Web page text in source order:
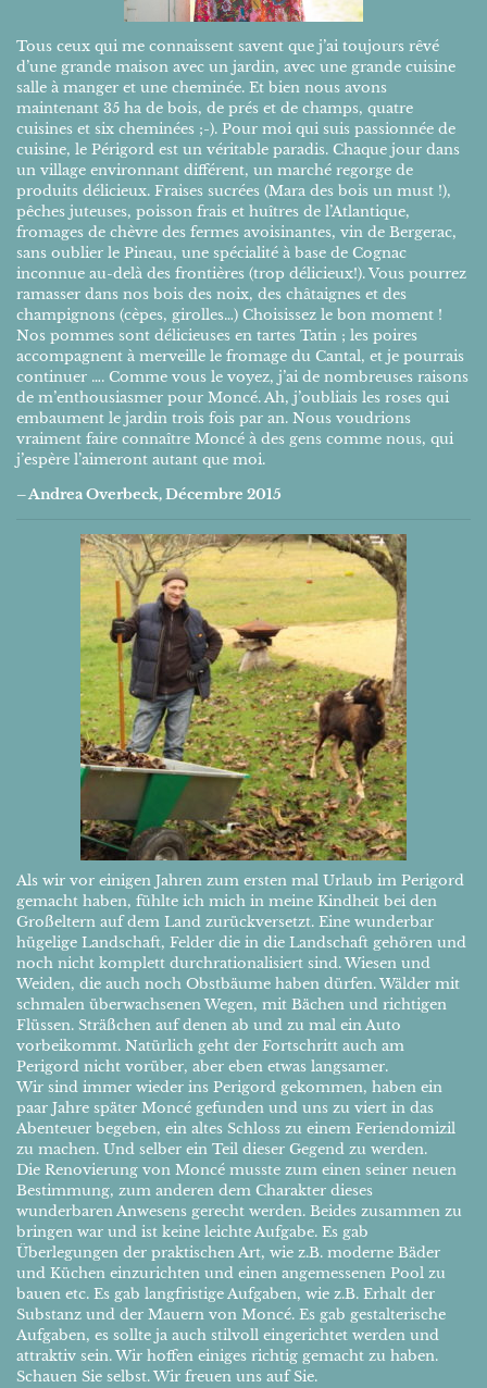
Tous ceux qui me connaissent savent que j’ai toujours rêvé
d’une grande maison avec un jardin, avec une grande cuisine
salle à manger et une cheminée. Et bien nous avons
maintenant 35 ha de bois, de prés et de champs, quatre
cuisines et six cheminées ;-). Pour moi qui suis passionnée de
cuisine, le Périgord est un véritable paradis. Chaque jour dans
un village environnant différent, un marché regorge de
produits délicieux. Fraises sucrées (Mara des bois un must !),
pêches juteuses, poisson frais et huîtres de l’Atlantique,
fromages de chèvre des fermes avoisinantes, vin de Bergerac,
sans oublier le Pineau, une spécialité à base de Cognac
inconnue au-delà des frontières (trop délicieux!). Vous pourrez
ramasser dans nos bois des noix, des châtaignes et des
champignons (cèpes, girolles…) Choisissez le bon moment !
Nos pommes sont délicieuses en tartes Tatin ; les poires
accompagnent à merveille le fromage du Cantal, et je pourrais
continuer …. Comme vous le voyez, j’ai de nombreuses raisons
de m’enthousiasmer pour Moncé. Ah, j’oubliais les roses qui
embaument le jardin trois fois par an. Nous voudrions
vraiment faire connaître Moncé à des gens comme nous, qui
j’espère l’aimeront autant que moi.
– Andrea Overbeck, Décembre 2015
Als wir vor einigen Jahren zum ersten mal Urlaub im Perigord
gemacht haben, fühlte ich mich in meine Kindheit bei den
Großeltern auf dem Land zurückversetzt. Eine wunderbar
hügelige Landschaft, Felder die in die Landschaft gehören und
noch nicht komplett durchrationalisiert sind. Wiesen und
Weiden, die auch noch Obstbäume haben dürfen. Wälder mit
schmalen überwachsenen Wegen, mit Bächen und richtigen
Flüssen. Sträßchen auf denen ab und zu mal ein Auto
vorbeikommt. Natürlich geht der Fortschritt auch am
Perigord nicht vorüber, aber eben etwas langsamer.
Wir sind immer wieder ins Perigord gekommen, haben ein
paar Jahre später Moncé gefunden und uns zu viert in das
Abenteuer begeben, ein altes Schloss zu einem Feriendomizil
zu machen. Und selber ein Teil dieser Gegend zu werden.
Die Renovierung von Moncé musste zum einen seiner neuen
Bestimmung, zum anderen dem Charakter dieses
wunderbaren Anwesens gerecht werden. Beides zusammen zu
bringen war und ist keine leichte Aufgabe. Es gab
Überlegungen der praktischen Art, wie z.B. moderne Bäder
und Küchen einzurichten und einen angemessenen Pool zu
bauen etc. Es gab langfristige Aufgaben, wie z.B. Erhalt der
Substanz und der Mauern von Moncé. Es gab gestalterische
Aufgaben, es sollte ja auch stilvoll eingerichtet werden und
attraktiv sein. Wir hoffen einiges richtig gemacht zu haben.
Schauen Sie selbst. Wir freuen uns auf Sie.